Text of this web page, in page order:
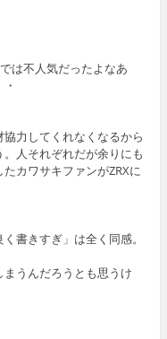
は不人気だったよなあ
力してくれなくなるから
人それぞれだが余りにも
カワサキファンがZRXに
書きすぎ」は全く同感。
うんだろうとも思うけ